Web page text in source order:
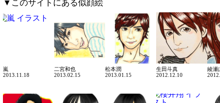
▼このサイトにある似顔絵
嵐
2013.11.18
二宮和也
2013.02.15
松本潤
2013.01.15
生田斗真
2012.12.10
綾瀬